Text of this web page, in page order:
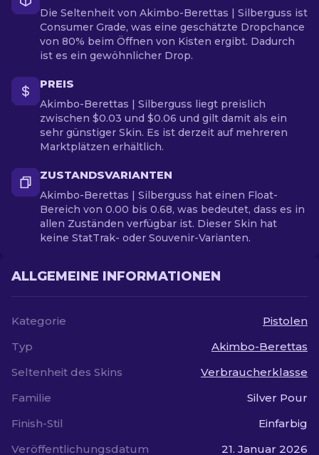
Die Seltenheit von Akimbo-Berettas | Silberguss ist
Consumer Grade, was eine geschätzte Dropchance
von 80% beim Öffnen von Kisten ergibt. Dadurch
ist es ein gewöhnlicher Drop.
PREIS
Akimbo-Berettas | Silberguss liegt preislich
zwischen $0.03 und $0.06 und gilt damit als ein
sehr günstiger Skin. Es ist derzeit auf mehreren
Marktplätzen erhältlich.
ZUSTANDSVARIANTEN
Akimbo-Berettas | Silberguss hat einen Float-
Bereich von 0.00 bis 0.68, was bedeutet, dass es in
allen Zuständen verfügbar ist. Dieser Skin hat
keine StatTrak- oder Souvenir-Varianten.
ALLGEMEINE INFORMATIONEN
Kategorie
Pistolen
Typ
Akimbo-Berettas
Seltenheit des Skins
Verbraucherklasse
Familie
Silver Pour
Finish-Stil
Einfarbig
Veröffentlichungsdatum
21. Januar 2026